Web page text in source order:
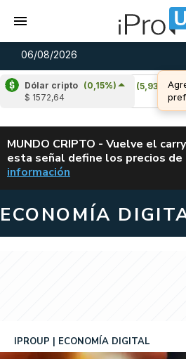
06/08/2026
Dólar cripto (0,15%)
$ 1572,64
Cardano (5,93%)
ALERTA
MUNDO CRIPTO - Vuelve el
esta señal define los precios
información
ECONOMÍA
IPROUP ECONOMÍA DIGITAL